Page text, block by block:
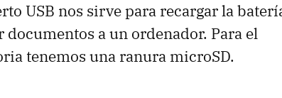
USB nos sirve para recargar la
documentos a un ordenador. Para el
tenemos una ranura microSD.